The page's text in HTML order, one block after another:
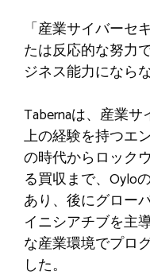
「産業サイバーセ
たは反応的な努力
ジネス能力になら
Tabernaは、産業
上の経験を持つエ
の時代からロック
る買収まで、Oylo
あり、後にグロー
イニシアチブを主
な産業環境でプロ
した。